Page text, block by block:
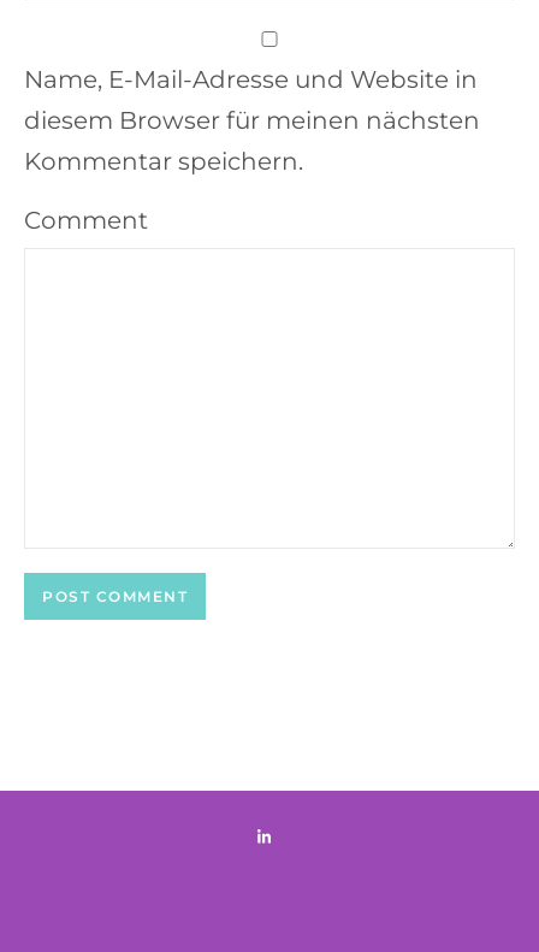
Name, E-Mail-Adresse und Website in
diesem Browser für meinen nächsten
Kommentar speichern.
Comment